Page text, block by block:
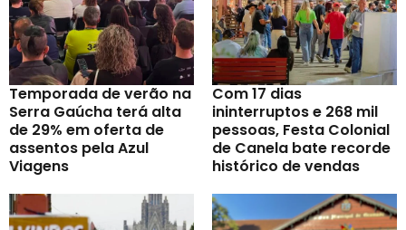
Temporada de verão na
Serra Gaúcha terá alta
de 29% em oferta de
assentos pela Azul
Viagens
Com 17 dias
ininterruptos e 268 mil
pessoas, Festa Colonial
de Canela bate recorde
histórico de vendas